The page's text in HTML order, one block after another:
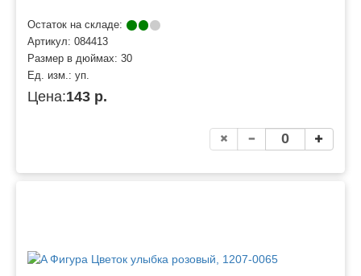
Остаток на складе:
Артикул: 084413
Размер в дюймах: 30
Ед. изм.: уп.
Цена:143 р.